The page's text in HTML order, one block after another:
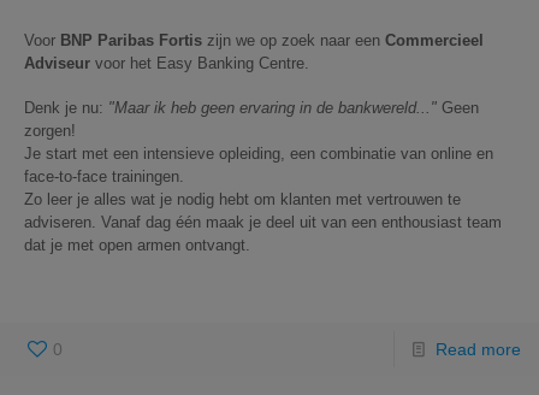
Voor BNP Paribas Fortis zijn we op zoek naar een Commercieel
Adviseur voor het Easy Banking Centre.
Denk je nu: "Maar ik heb geen ervaring in de bankwereld..." Geen
zorgen!
Je start met een intensieve opleiding, een combinatie van online en
face-to-face trainingen.
Zo leer je alles wat je nodig hebt om klanten met vertrouwen te
adviseren. Vanaf dag één maak je deel uit van een enthousiast team
dat je met open armen ontvangt.
0 Read more